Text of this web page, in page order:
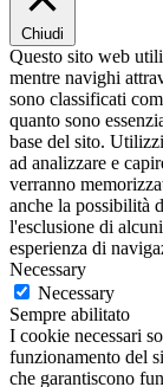
Chiudi
Questo sito web
mentre navighi
sono classificati
quanto sono
base del sito.
ad analizzare e
verranno
anche la possibilità
l'esclusione di
esperienza di
Necessary
Necessary
Sempre abilitato
I cookie necessari
funzionamento del
che garantiscono